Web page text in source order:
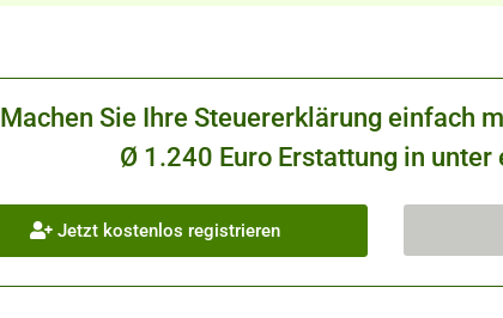
Machen Sie Ihre Steuererklärung einfach
Ø 1.240 Euro Erstattung in unter
Jetzt kostenlos registrieren